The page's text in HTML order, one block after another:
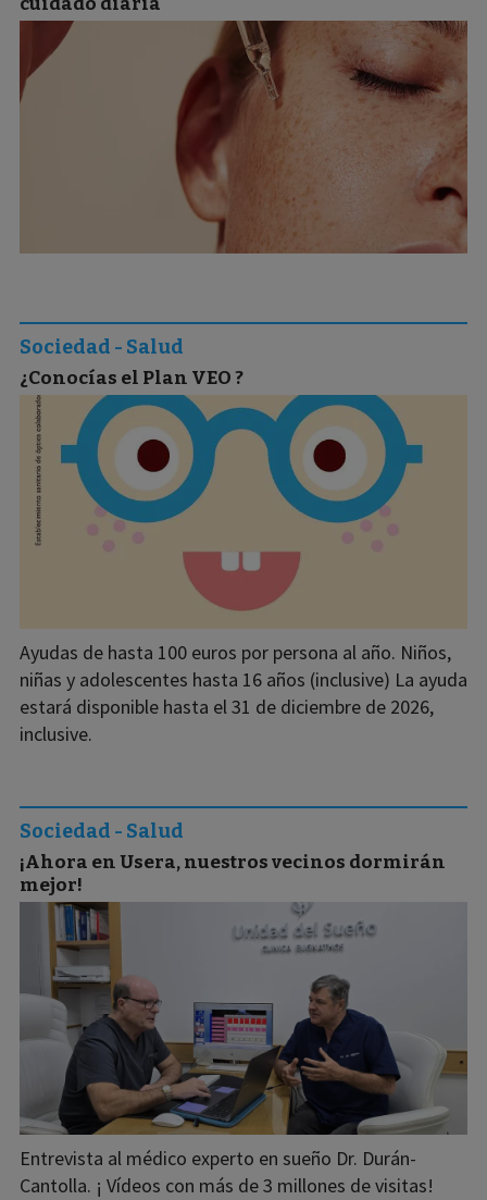
¿Conocías el Plan VEO ?
Sociedad - Salud
Ayudas de hasta 100 euros por persona al año. Niños,
niñas y adolescentes hasta 16 años (inclusive) La ayuda
estará disponible hasta el 31 de diciembre de 2026,
inclusive.
¡Ahora en Usera, nuestros vecinos dormirán
mejor!
Sociedad - Salud
Entrevista al médico experto en sueño Dr. Durán-
Cantolla. ¡ Vídeos con más de 3 millones de visitas!